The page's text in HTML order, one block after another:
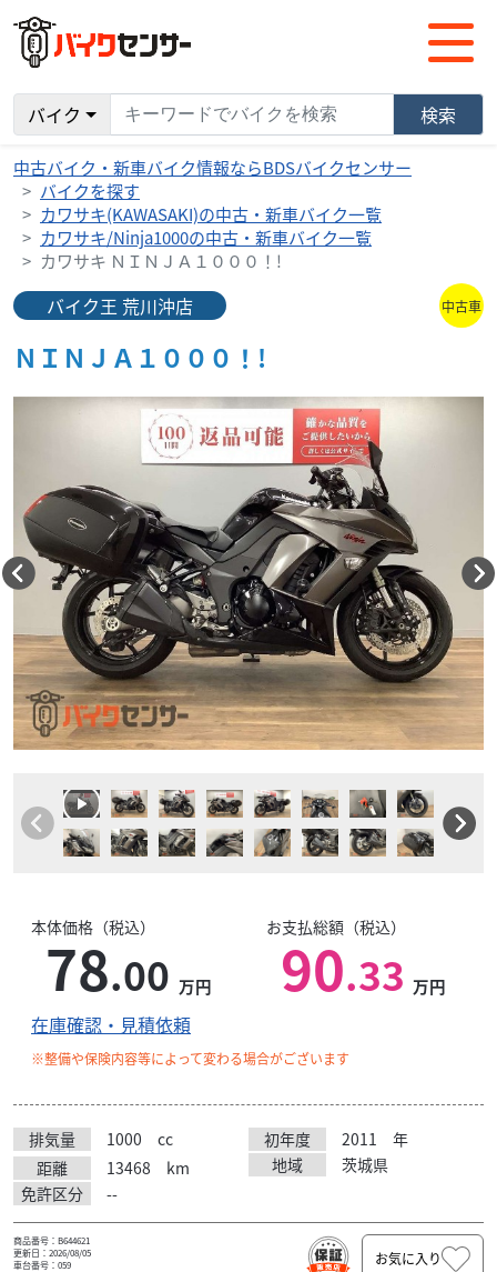
バイク 検索
中古バイク・新車バイク情報ならBDSバイクセンサー
バイクを探す
カワサキ(KAWASAKI)の中古・新車バイク一覧
カワサキ/Ninja1000の中古・新車バイク一覧
カワサキ ＮＩＮＪＡ１０００！!
バイク王 荒川沖店 中古車
ＮＩＮＪＡ１０００！!
本体価格（税込）
78.00 万円
お支払総額（税込）
90.33 万円
在庫確認・見積依頼
※整備や保険内容等によって変わる場合がございます
排気量 1000 cc 初年度 2011
年
距離
13468 km 地域
茨城県
免許区分
--
商品番号：B644621
更新日：2026/08/05
車台番号：059
お気に入り